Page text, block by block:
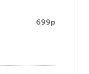
699р